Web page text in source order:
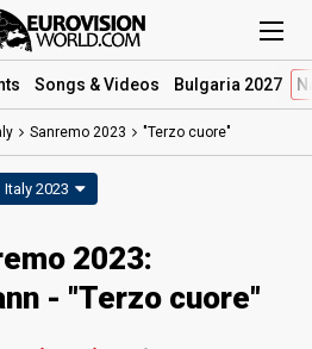
Songs & Videos Bulgaria 2027
Sanremo 2023 "Terzo cuore"
Italy 2023
2023:
- "Terzo cuore"